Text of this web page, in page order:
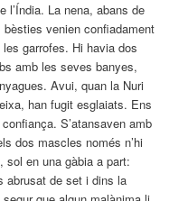
l’Índia. La nena, abans de
venien confiadament
garrofes. Hi havia dos
amb les seves banyes,
Avui, quan la Nuri
han fugit esglaiats. Ens
S’atansaven amb
dos mascles només n’hi
sol en una gàbia a part:
abrusat de set i dins la